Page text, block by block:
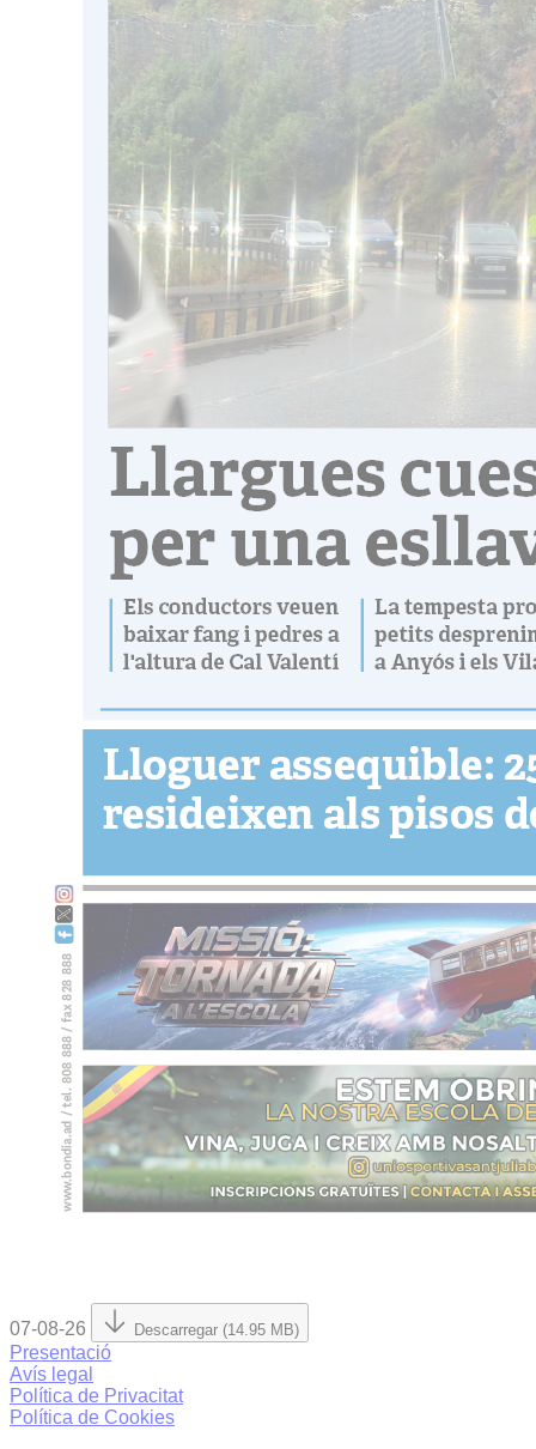
07-08-26 Descarregar (14.95 MB)
Presentació
Avís legal
Política de Privacitat
Política de Cookies